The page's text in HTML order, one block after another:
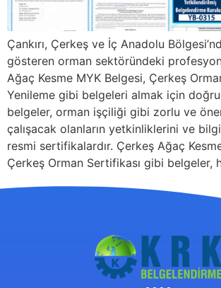
Çankırı, Çerkeş ve İç Anadolu
gösteren orman sektöründeki
Ağaç Kesme MYK Belgesi, Çerkeş
Yenileme gibi belgeleri almak için
belgeler, orman işçiliği gibi zorlu ve
çalışacak olanların yetkinliklerini ve
resmi sertifikalardır. Çerkeş Ağaç
Çerkeş Orman Sertifikası gibi belgeler,